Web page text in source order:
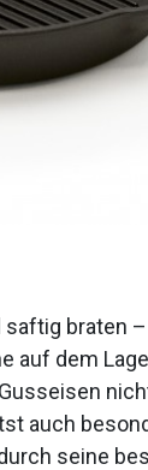
braten
auf dem
auch
seine